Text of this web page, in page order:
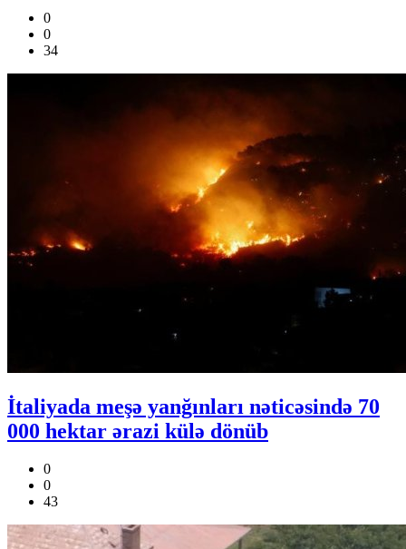
0
0
34
İtaliyada meşə yanğınları nəticəsində 70
000 hektar ərazi külə dönüb
0
0
43